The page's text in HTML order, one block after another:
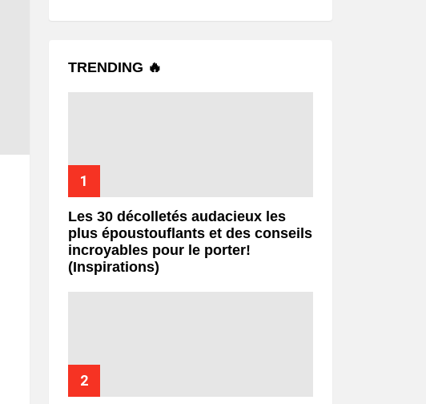
TRENDING 🔥
Les 30 décolletés audacieux les
plus époustouflants et des conseils
incroyables pour le porter!
(Inspirations)